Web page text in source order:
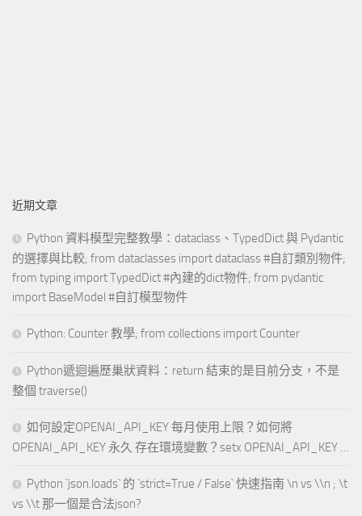
近期文章
Python 資料模型完整教學：dataclass、TypedDict 與 Pydantic
的選擇與比較; from dataclasses import dataclass #自訂類別物件;
from typing import TypedDict #內建的dict物件; from pydantic
import BaseModel #自訂模型物件
Python: Counter 教學; from collections import Counter
Python遞迴遍歷巢狀資料：return 結束的是目前分支，不是
整個 traverse()
如何設定OPENAI_API_KEY 每月使用上限？如何將
OPENAI_API_KEY 永久 存在環境變數？setx OPENAI_API_KEY …
Python `json.loads` 的 `strict=True / False` 快速指南 \n vs \\n ; \t
vs \\t 那一個是合法json?